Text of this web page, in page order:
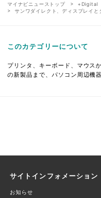
マイナビニューストップ +Digital
サンワダイレクト、ディスプレイ
このカテゴリーについて
プリンタ、キーボード、マウス
の新製品まで、パソコン周辺機
サイトインフォメーション
お知らせ